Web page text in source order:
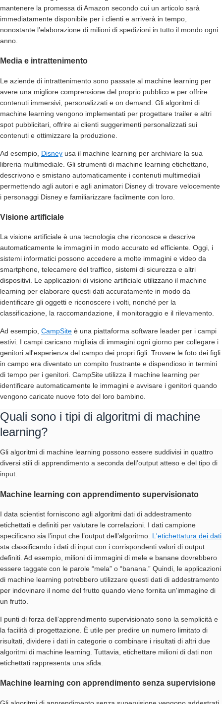
mantenere la promessa di Amazon secondo cui un articolo sarà
immediatamente disponibile per i clienti e arriverà in tempo,
nonostante l’elaborazione di milioni di spedizioni in tutto il mondo ogni
anno.
Media e intrattenimento
Le aziende di intrattenimento sono passate al machine learning per
avere una migliore comprensione del proprio pubblico e per offrire
contenuti immersivi, personalizzati e on demand. Gli algoritmi di
machine learning vengono implementati per progettare trailer e altri
spot pubblicitari, offrire ai clienti suggerimenti personalizzati sui
contenuti e ottimizzare la produzione.
Ad esempio, Disney usa il machine learning per archiviare la sua
libreria multimediale. Gli strumenti di machine learning etichettano,
descrivono e smistano automaticamente i contenuti multimediali
permettendo agli autori e agli animatori Disney di trovare velocemente
i personaggi Disney e familiarizzare facilmente con loro.
Visione artificiale
La visione artificiale è una tecnologia che riconosce e descrive
automaticamente le immagini in modo accurato ed efficiente. Oggi, i
sistemi informatici possono accedere a molte immagini e video da
smartphone, telecamere del traffico, sistemi di sicurezza e altri
dispositivi. Le applicazioni di visione artificiale utilizzano il machine
learning per elaborare questi dati accuratamente in modo da
identificare gli oggetti e riconoscere i volti, nonché per la
classificazione, la raccomandazione, il monitoraggio e il rilevamento.
Ad esempio, CampSite è una piattaforma software leader per i campi
estivi. I campi caricano migliaia di immagini ogni giorno per collegare i
genitori all'esperienza del campo dei propri figli. Trovare le foto dei figli
in campo era diventato un compito frustrante e dispendioso in termini
di tempo per i genitori. CampSite utilizza il machine learning per
identificare automaticamente le immagini e avvisare i genitori quando
vengono caricate nuove foto del loro bambino.
Quali sono i tipi di algoritmi di machine
learning?
Gli algoritmi di machine learning possono essere suddivisi in quattro
diversi stili di apprendimento a seconda dell’output atteso e del tipo di
input.
Machine learning con apprendimento supervisionato
I data scientist forniscono agli algoritmi dati di addestramento
etichettati e definiti per valutare le correlazioni. I dati campione
specificano sia l’input che l’output dell’algoritmo. L'etichettatura dei dati
sta classificando i dati di input con i corrispondenti valori di output
definiti. Ad esempio, milioni di immagini di mele e banane dovrebbero
essere taggate con le parole “mela” o “banana.” Quindi, le applicazioni
di machine learning potrebbero utilizzare questi dati di addestramento
per indovinare il nome del frutto quando viene fornita un'immagine di
un frutto.
I punti di forza dell’apprendimento supervisionato sono la semplicità e
la facilità di progettazione. È utile per predire un numero limitato di
risultati, dividere i dati in categorie o combinare i risultati di altri due
algoritmi di machine learning. Tuttavia, etichettare milioni di dati non
etichettati rappresenta una sfida.
Machine learning con apprendimento senza supervisione